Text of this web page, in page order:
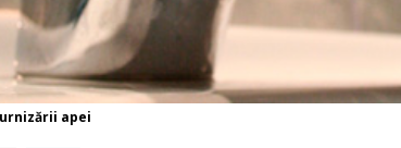
apei